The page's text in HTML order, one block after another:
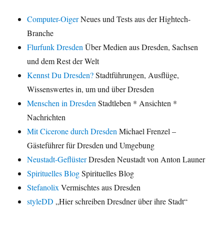
Computer-OigerNeues und Tests aus der Hightech-
Branche
Flurfunk Dresden Über Medien aus Dresden, Sachsen
und dem Rest der Welt
Kennst Du Dresden?Stadtführungen, Ausflüge,
Wissenswertes in, um und über Dresden
Menschen in Dresden Stadtleben * Ansichten *
Nachrichten
Mit Cicerone durch Dresden Michael Frenzel –
Gästeführer für Dresden und Umgebung
Neustadt-GeflüsterDresden Neustadt von Anton Launer
Spirituelles BlogSpirituelles Blog
Stefanolix Vermischtes aus Dresden
styleDD „Hier schreiben Dresdner über ihre Stadt“